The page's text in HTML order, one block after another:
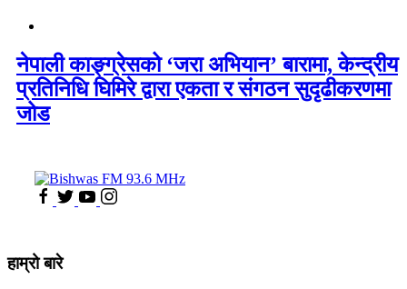
नेपाली काङ्ग्रेसको ‘जरा अभियान’ बारामा, केन्द्रीय
प्रतिनिधि घिमिरे द्वारा एकता र संगठन सुदृढीकरणमा
जोड
हाम्रो बारे